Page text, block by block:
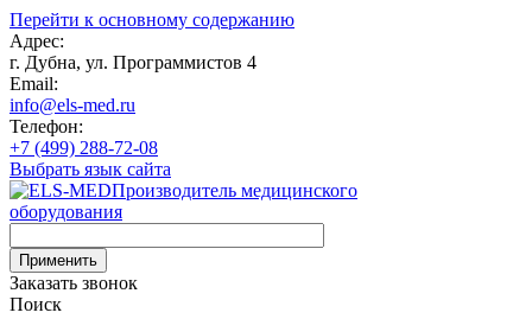
Перейти к основному содержанию
Адрес:
г. Дубна, ул. Программистов 4
Email:
info@els-med.ru
Телефон:
+7 (499) 288-72-08
Выбрать язык сайта
Производитель медицинского
оборудования
Заказать звонок
Поиск